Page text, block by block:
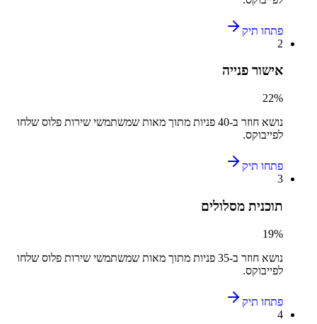
פתחו תיק
2
אישור פנייה
22%
נושא חוזר ב-40 פניות מתוך מאות שמשתמשי שירות פלוס שלחו
לפייבוקס.
פתחו תיק
3
תוכנית מסלולים
19%
נושא חוזר ב-35 פניות מתוך מאות שמשתמשי שירות פלוס שלחו
לפייבוקס.
פתחו תיק
4